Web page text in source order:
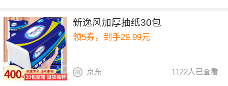
新逸风加厚抽纸30包
领5券，到手29.99元
1122人已查看
京东